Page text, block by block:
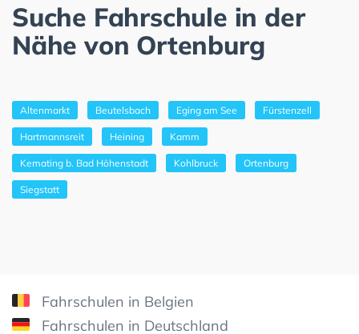
Suche Fahrschule in der
Nähe von Ortenburg
Altenmarkt Beutelsbach Eging am See Fürstenzell
Hartmannsreit Heining Kamm
Kemating b. Bad Höhenstadt Kohlbruck Ortenburg
Siegstatt
Fahrschulen in Belgien
Fahrschulen in Deutschland